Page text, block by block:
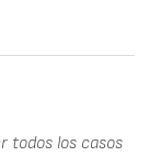
todos los casos